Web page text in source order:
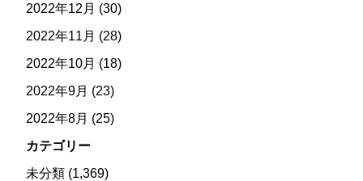
2022年12月 (30)
2022年11月 (28)
2022年10月 (18)
2022年9月 (23)
2022年8月 (25)
カテゴリー
未分類(1,369)